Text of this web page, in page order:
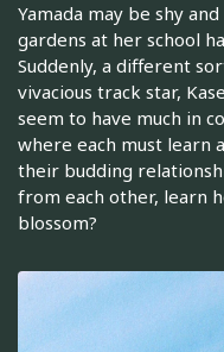
Yamada may be shy
gardens at her school
Suddenly, a different
vivacious track star,
seem to have much in
where each must learn
their budding
from each other, learn
blossom?